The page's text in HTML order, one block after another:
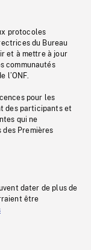
protocoles
du Bureau
et à mettre à jour
communautés
l’ONF.
pour les
des participants et
qui ne
des Premières
dater de plus de
être